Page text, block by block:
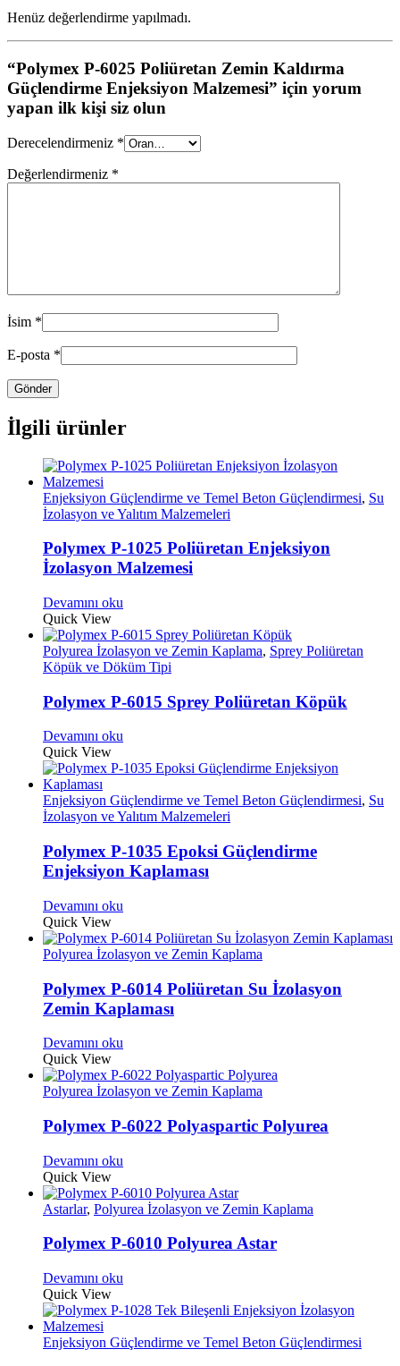
Henüz değerlendirme yapılmadı.
“Polymex P-6025 Poliüretan Zemin Kaldırma
Güçlendirme Enjeksiyon Malzemesi” için yorum
yapan ilk kişi siz olun
Derecelendirmeniz *
Değerlendirmeniz *
İsim *
E-posta *
İlgili ürünler
Enjeksiyon Güçlendirme ve Temel Beton Güçlendirmesi, Su
İzolasyon ve Yalıtım Malzemeleri
Polymex P-1025 Poliüretan Enjeksiyon
İzolasyon Malzemesi
Devamını oku
Quick View
Polyurea İzolasyon ve Zemin Kaplama, Sprey Poliüretan
Köpük ve Döküm Tipi
Polymex P-6015 Sprey Poliüretan Köpük
Devamını oku
Quick View
Enjeksiyon Güçlendirme ve Temel Beton Güçlendirmesi, Su
İzolasyon ve Yalıtım Malzemeleri
Polymex P-1035 Epoksi Güçlendirme
Enjeksiyon Kaplaması
Devamını oku
Quick View
Polyurea İzolasyon ve Zemin Kaplama
Polymex P-6014 Poliüretan Su İzolasyon
Zemin Kaplaması
Devamını oku
Quick View
Polyurea İzolasyon ve Zemin Kaplama
Polymex P-6022 Polyaspartic Polyurea
Devamını oku
Quick View
Astarlar, Polyurea İzolasyon ve Zemin Kaplama
Polymex P-6010 Polyurea Astar
Devamını oku
Quick View
Enjeksiyon Güçlendirme ve Temel Beton Güçlendirmesi